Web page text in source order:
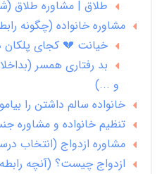
طلاق | مشاوره طلاق
مشاوره خانواده (چگونه
خیانت 💔 کجای پلکان
بد رفتاری همسر
و ...)
خانواده سالم داشتن را
تنظیم خانواده و مشاوره
مشاوره ازدواج (انتخاب درست
ازدواج چیست؟ (آنچه